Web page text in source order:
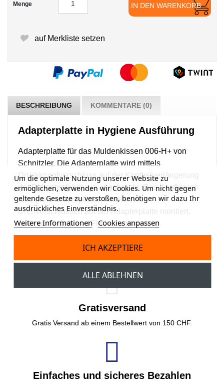
Menge IN DEN WARENKORB
auf Merkliste setzen
BESCHREIBUNG KOMMENTARE (0)
Adapterplatte in Hygiene Ausführung
Adapterplatte für das Muldenkissen 006-H+ von
Schnitzler. Die Adapterplatte wird mittels
Druckknopfverschluss auf der Kopfteilverlängerung
der Patientenfahrtrage angebracht. Das Kopfkissen
wird ganz unkompliziert mittels zwei
Drehverschlüssen auf der Adapterplatte montiert,
ganz ohne Klett und Flauschverbindung.
Gratisversand
Gratis Versand ab einem Bestellwert von 150 CHF.
Einfaches und sicheres Bezahlen
Um die optimale Nutzung unserer Website zu
ermöglichen, verwenden wir Cookies. Um nicht gegen
geltende Gesetze zu verstoßen, benötigen wir dazu Ihr
ausdrückliches Einverständnis.
Weitere Informationen Cookies anpassen
ALLE ABLEHNEN
ICH AKZEPTIERE